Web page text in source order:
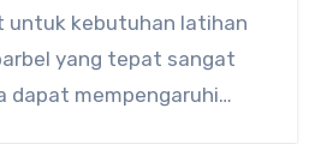
untuk kebutuhan latihan
yang tepat sangat
dapat mempengaruhi